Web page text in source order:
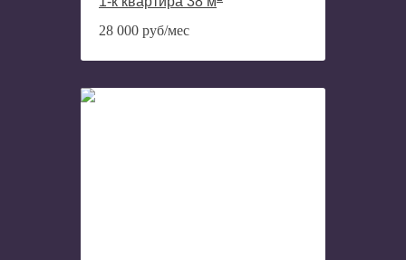
28 000 руб/мес